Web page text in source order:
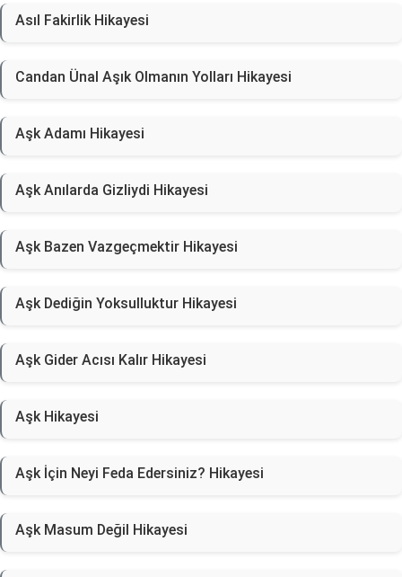
Asıl Fakirlik Hikayesi
Candan Ünal Aşık Olmanın Yolları Hikayesi
Aşk Adamı Hikayesi
Aşk Anılarda Gizliydi Hikayesi
Aşk Bazen Vazgeçmektir Hikayesi
Aşk Dediğin Yoksulluktur Hikayesi
Aşk Gider Acısı Kalır Hikayesi
Aşk Hikayesi
Aşk İçin Neyi Feda Edersiniz? Hikayesi
Aşk Masum Değil Hikayesi